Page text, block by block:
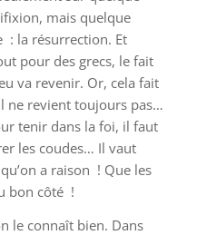
mais quelque
: la résurrection. Et
pour des grecs, le fait
va revenir. Or, cela fait
ne revient toujours pas…
tenir dans la foi, il faut
les coudes… Il vaut
a raison ! Que les
bon côté !
le connaît bien. Dans